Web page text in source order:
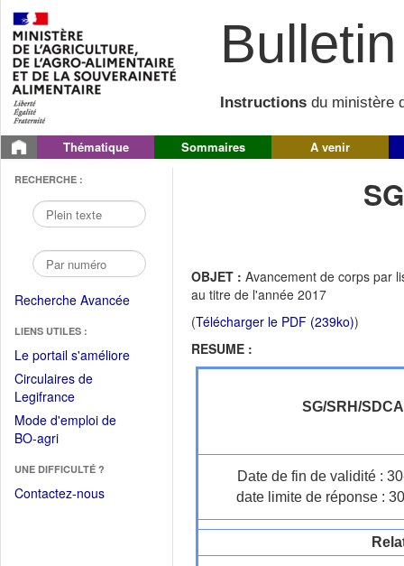
Instructions du ministère
Thématique Sommaires A venir
RECHERCHE :
Recherche Avancée
LIENS UTILES :
Le portail s'améliore(Fichier
Circulaires de
Legifrance(Ouvrir
dans
une
fenêtre)
Mode d'emploi de
BO-agri(Ouvrir
une
nouvelle
UNE DIFFICULTÉ ?
Contactez-nous
OBJET : Avancement de corps par
au titre de l'année 2017
(Télécharger le PDF (239ko))
RESUME :
SG/SRH/
Date de fin de validité :
date limite de réponse :